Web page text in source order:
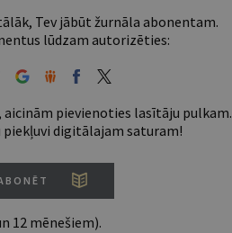
Tev jābūt žurnāla abonentam.
lūdzam autorizēties:
aicinām pievienoties lasītāju pulkam.
digitālajam saturam!
12 mēnešiem).